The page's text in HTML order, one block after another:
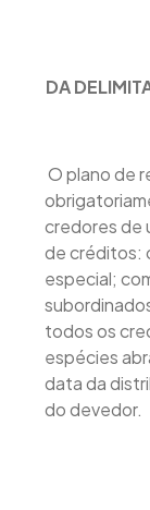
DA
O plano de
credores de
de créditos:
especial;
todos os
espécies
data da
do devedor.